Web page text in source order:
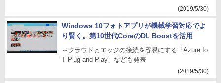
(2019/5/30)
Windows 10フォトアプリが機械学習対応でよ
り賢く。第10世代CoreのDL Boostを活用
～クラウドとエッジの接続を容易にする「Azure Io
T Plug and Play」なども発表
(2019/5/30)